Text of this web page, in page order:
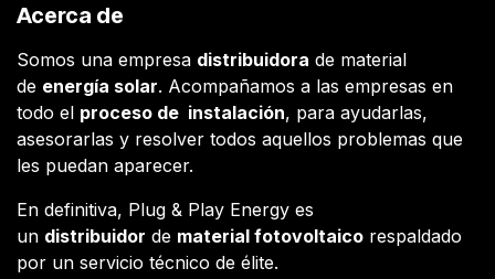
Acerca de
Somos una empresa distribuidora de material
de energía solar. Acompañamos a las empresas en
todo el proceso de instalación, para ayudarlas,
asesorarlas y resolver todos aquellos problemas que
les puedan aparecer.
En definitiva, Plug & Play Energy es
un distribuidor de material fotovoltaico respaldado
por un servicio técnico de élite.